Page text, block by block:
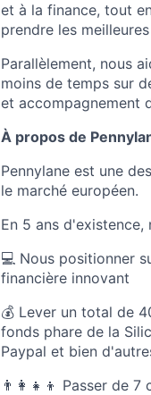
et à la finance, tout
prendre les
Parallèlement, nous
moins de temps sur
et accompagnement
À propos de
Pennylane est une
le marché européen.
En 5 ans d'existence,
💻 Nous positionner
financière innovant
💰 Lever un total de
fonds phare de la
Paypal et bien
👨‍👩‍👧‍👦 Passer de